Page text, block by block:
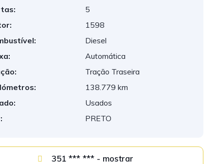
5
1598
Diesel
Automática
Tração Traseira
138.779 km
Usados
PRETO
351 *** *** - mostrar